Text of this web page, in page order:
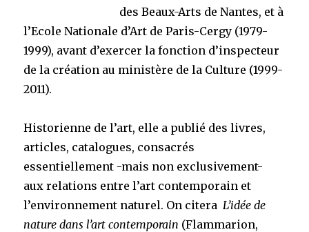
des Beaux-Arts de Nantes, et à
l’Ecole Nationale d’Art de Paris-Cergy (1979-
1999), avant d’exercer la fonction d’inspecteur
de la création au ministère de la Culture (1999-
2011).
Historienne de l’art, elle a publié des livres,
articles, catalogues, consacrés
essentiellement -mais non exclusivement-
aux relations entre l’art contemporain et
l’environnement naturel. On citeraL’idée de
nature dans l’art contemporain (Flammarion,